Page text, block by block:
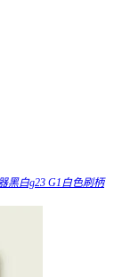
黑白g23 G1白色刷柄